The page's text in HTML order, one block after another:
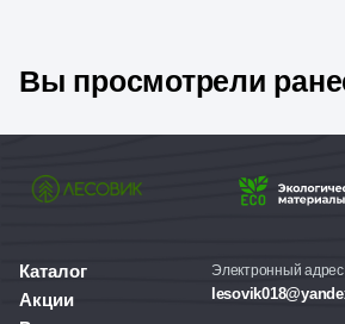
Вы просмотрели
Каталог
Акции
Электронный адрес